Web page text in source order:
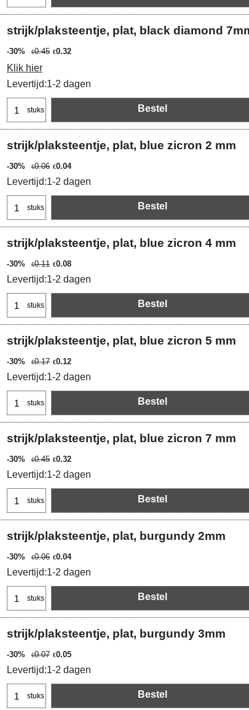
strijk/plaksteentje, plat, black diamond
-30% €0.45 €0.32
Klik hier
Levertijd:1-2 dagen
stuks Bestel
strijk/plaksteentje, plat, blue zicron 2 mm
-30% €0.06 €0.04
Levertijd:1-2 dagen
stuks Bestel
strijk/plaksteentje, plat, blue zicron 4 mm
-30% €0.11 €0.08
Levertijd:1-2 dagen
stuks Bestel
strijk/plaksteentje, plat, blue zicron 5 mm
-30% €0.17 €0.12
Levertijd:1-2 dagen
stuks Bestel
strijk/plaksteentje, plat, blue zicron 7 mm
-30% €0.45 €0.32
Levertijd:1-2 dagen
stuks Bestel
strijk/plaksteentje, plat, burgundy 2mm
-30% €0.06 €0.04
Levertijd:1-2 dagen
stuks Bestel
strijk/plaksteentje, plat, burgundy 3mm
-30% €0.07 €0.05
Levertijd:1-2 dagen
stuks Bestel